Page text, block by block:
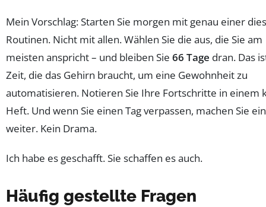
Mein Vorschlag: Starten Sie morgen mit genau einer
Routinen. Nicht mit allen. Wählen Sie die aus, die Sie am
meisten anspricht – und bleiben Sie 66 Tage dran. Das
Zeit, die das Gehirn braucht, um eine Gewohnheit zu
automatisieren. Notieren Sie Ihre Fortschritte in einem
Heft. Und wenn Sie einen Tag verpassen, machen Sie
weiter. Kein Drama.
Ich habe es geschafft. Sie schaffen es auch.
Häufig gestellte Fragen